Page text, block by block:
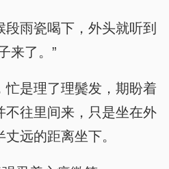
雨瓷喝下，外头就听到
来了。”
忙是理了理鬓发，期盼着
不往里间来，只是坐在外
远的距离坐下。